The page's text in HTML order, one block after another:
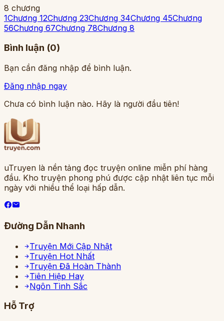
8 chương
1Chương 12Chương 23Chương 34Chương 45Chương
56Chương 67Chương 78Chương 8
Bình luận (0)
Bạn cần đăng nhập để bình luận.
Đăng nhập ngay
Chưa có bình luận nào. Hãy là người đầu tiên!
uTruyen là nền tảng đọc truyện online miễn phí hàng
đầu. Kho truyện phong phú được cập nhật liên tục mỗi
ngày với nhiều thể loại hấp dẫn.
Đường Dẫn Nhanh
Truyện Mới Cập Nhật
Truyện Hot Nhất
Truyện Đã Hoàn Thành
Tiên Hiệp Hay
Ngôn Tình Sắc
Hỗ Trợ